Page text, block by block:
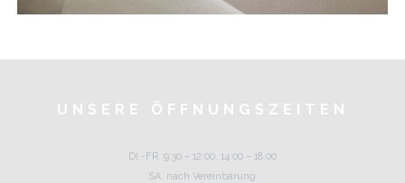
UNSERE ÖFFNUNGSZEITEN
DI.-FR. 9:30 – 12:00, 14:00 – 18.00
SA. nach Vereinbarung